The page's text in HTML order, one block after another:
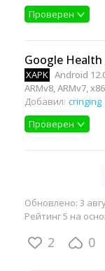
Проверен
Google
XAPK Android
ARMv8, ARMv7,
Добавил: cringing
Проверен
Обновлено: 3
Рейтинг 5 на
2 0